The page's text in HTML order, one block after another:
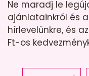
Ne maradj le
ajánlatainkról és
hírlevelünkre, és
Ft-os